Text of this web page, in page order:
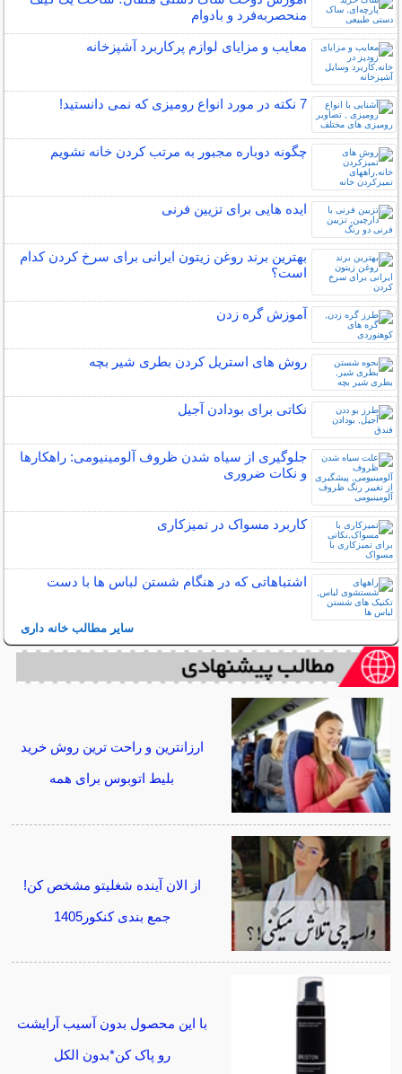
منحصربه‌فرد و بادوام
معایب و مزایای لوازم پرکاربرد آشپزخانه
7 نکته در مورد انواع رومیزی که نمی دانستید!
چگونه دوباره مجبور به مرتب کردن خانه نشویم
ایده هایی برای تزیین فرنی
بهترین برند روغن زیتون ایرانی برای سرخ کردن کدام
است؟
آموزش گره زدن
روش های استریل کردن بطری شیر بچه
نکاتی برای بودادن آجیل
جلوگیری از سیاه شدن ظروف آلومینیومی: راهکارها
و نکات ضروری
کاربرد مسواک در تمیزکاری
اشتباهاتی که در هنگام شستن لباس ها با دست
سایر مطالب خانه داری
ارزانترین و راحت ترین روش خرید
بلیط اتوبوس برای همه
از الان آینده شغلیتو مشخص کن!
جمع بندی کنکور1405
با این محصول بدون آسیب آرایشت
رو پاک کن*بدون الکل